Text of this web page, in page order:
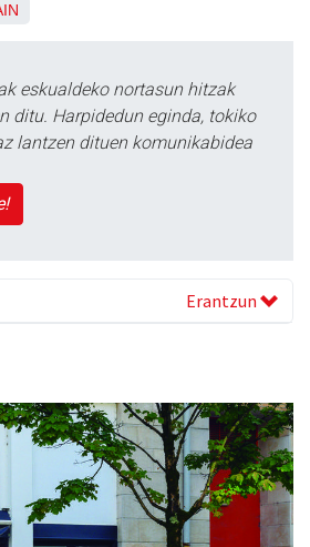
eskualdeko nortasun hitzak
ditu. Harpidedun eginda, tokiko
lantzen dituen komunikabidea
Erantzun